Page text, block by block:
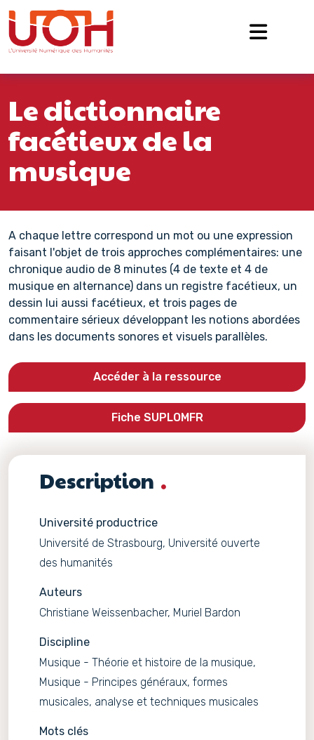
Passer au contenu
Navigation principale
Le dictionnaire
facétieux de la
musique
A chaque lettre correspond un mot ou une expression
faisant l'objet de trois approches complémentaires: une
chronique audio de 8 minutes (4 de texte et 4 de
musique en alternance) dans un registre facétieux, un
dessin lui aussi facétieux, et trois pages de
commentaire sérieux développant les notions abordées
dans les documents sonores et visuels parallèles.
Accéder à la ressource
Fiche SUPLOMFR
Description
Université productrice
Université de Strasbourg, Université ouverte
des humanités
Auteurs
Christiane Weissenbacher, Muriel Bardon
Discipline
Musique - Théorie et histoire de la musique,
Musique - Principes généraux, formes
musicales, analyse et techniques musicales
Mots clés